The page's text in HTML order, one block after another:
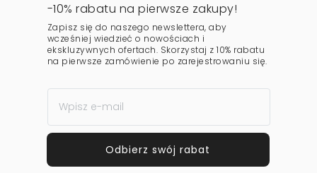
-10% rabatu na pierwsze zakupy!
Zapisz się do naszego newslettera, aby
wcześniej wiedzieć o nowościach i
ekskluzywnych ofertach. Skorzystaj z 10% rabatu
na pierwsze zamówienie po zarejestrowaniu się.